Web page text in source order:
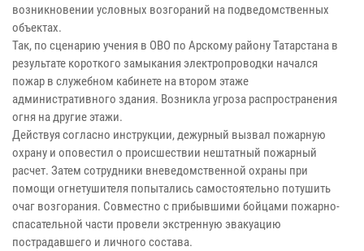
возникновении условных возгораний на подведомственных
объектах.
Так, по сценарию учения в ОВО по Арскому району Татарстана в
результате короткого замыкания электропроводки начался
пожар в служебном кабинете на втором этаже
административного здания. Возникла угроза распространения
огня на другие этажи.
Действуя согласно инструкции, дежурный вызвал пожарную
охрану и оповестил о происшествии нештатный пожарный
расчет. Затем сотрудники вневедомственной охраны при
помощи огнетушителя попытались самостоятельно потушить
очаг возгорания. Совместно с прибывшими бойцами пожарно-
спасательной части провели экстренную эвакуацию
пострадавшего и личного состава.